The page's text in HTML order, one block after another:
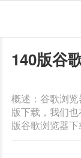
140版谷
概述：谷歌浏
版下载，我们
版谷歌浏览器下